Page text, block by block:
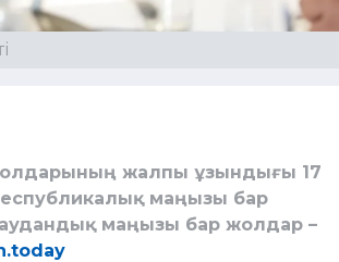
жалпы ұзындығы 17
маңызы бар
маңызы бар жолдар –